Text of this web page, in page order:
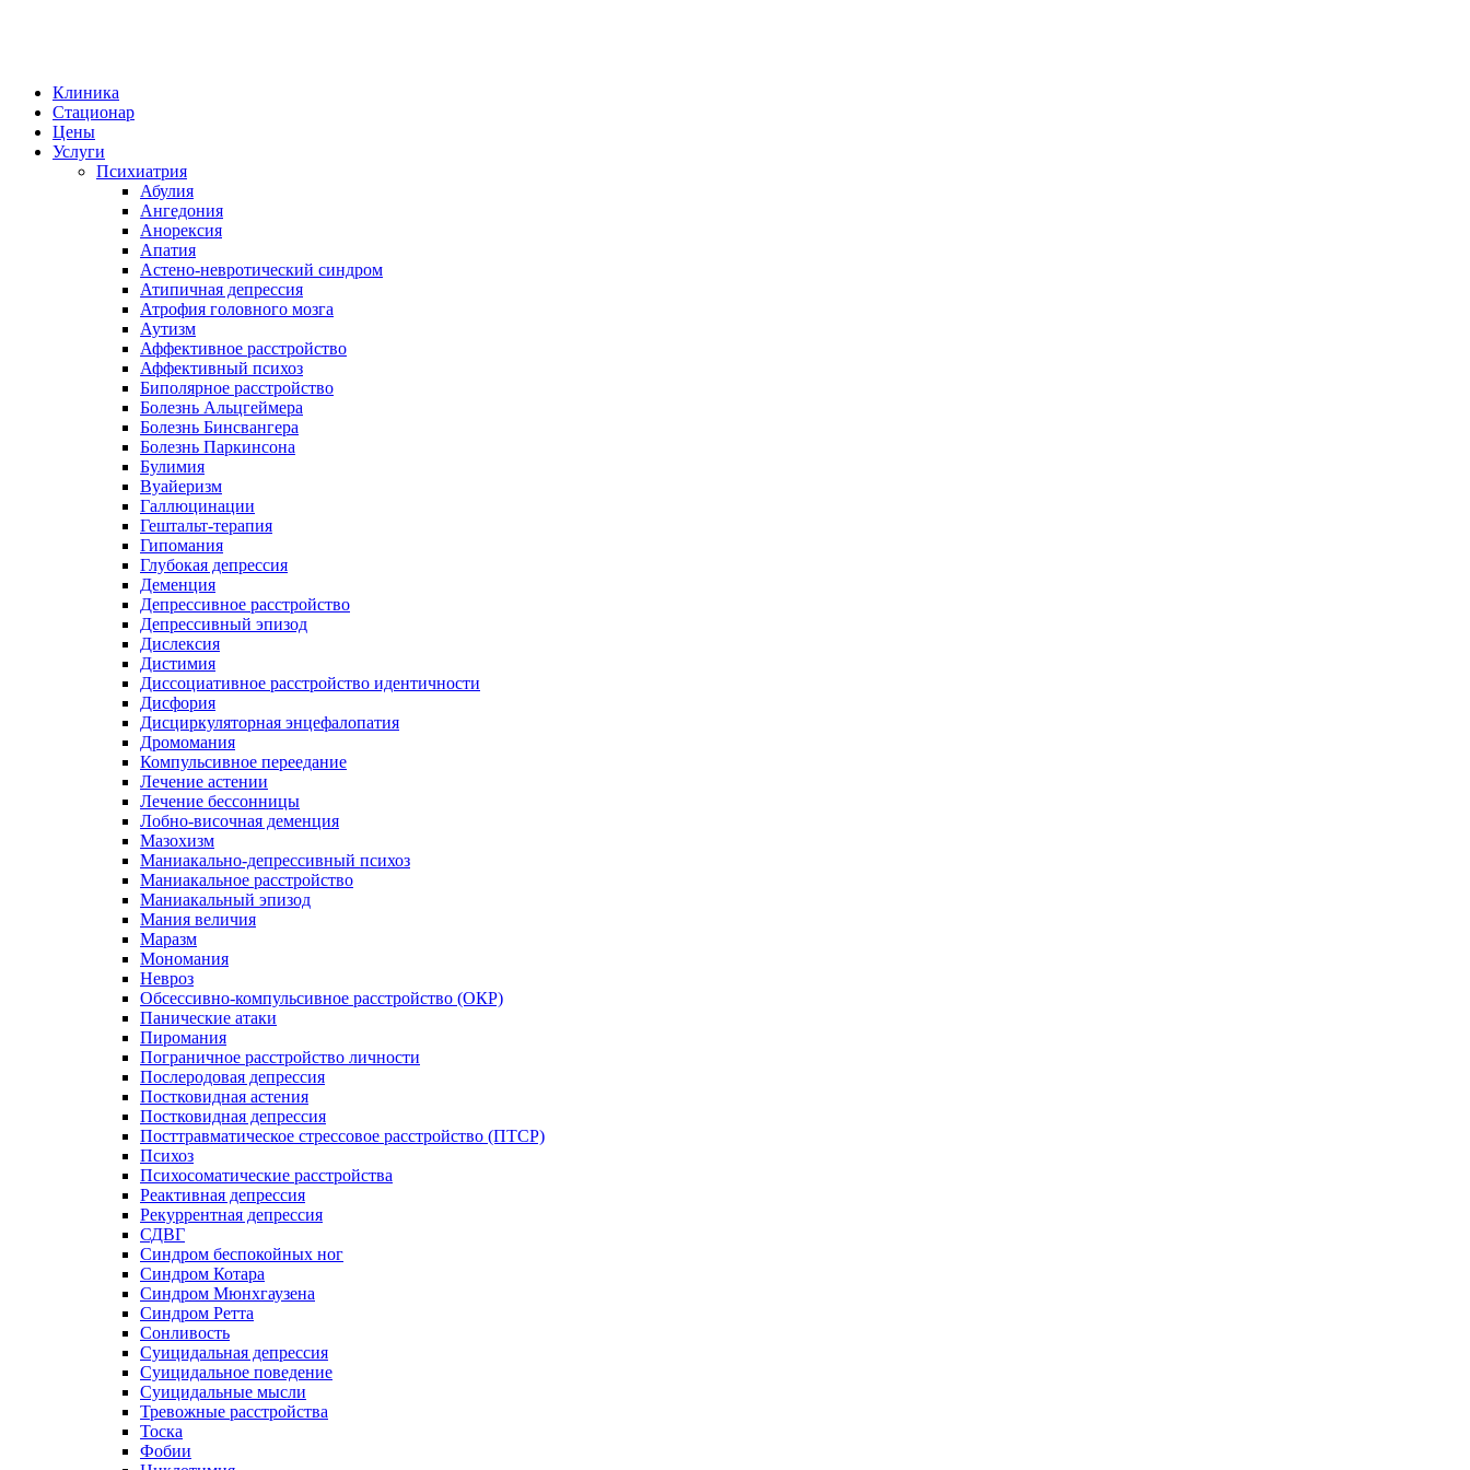
Клиника
Стационар
Цены
Услуги
Психиатрия
Абулия
Ангедония
Анорексия
Апатия
Астено-невротический синдром
Атипичная депрессия
Атрофия головного мозга
Аутизм
Аффективное расстройство
Аффективный психоз
Биполярное расстройство
Болезнь Альцгеймера
Болезнь Бинсвангера
Болезнь Паркинсона
Булимия
Вуайеризм
Галлюцинации
Гештальт-терапия
Гипомания
Глубокая депрессия
Деменция
Депрессивное расстройство
Депрессивный эпизод
Дислексия
Дистимия
Диссоциативное расстройство идентичности
Дисфория
Дисциркуляторная энцефалопатия
Дромомания
Компульсивное переедание
Лечение астении
Лечение бессонницы
Лобно-височная деменция
Мазохизм
Маниакально-депрессивный психоз
Маниакальное расстройство
Маниакальный эпизод
Мания величия
Маразм
Мономания
Невроз
Обсессивно-компульсивное расстройство (ОКР)
Панические атаки
Пиромания
Пограничное расстройство личности
Послеродовая депрессия
Постковидная астения
Постковидная депрессия
Посттравматическое стрессовое расстройство (ПТСР)
Психоз
Психосоматические расстройства
Реактивная депрессия
Рекуррентная депрессия
СДВГ
Синдром беспокойных ног
Синдром Котара
Синдром Мюнхгаузена
Синдром Ретта
Сонливость
Суицидальная депрессия
Суицидальное поведение
Суицидальные мысли
Тревожные расстройства
Тоска
Фобии